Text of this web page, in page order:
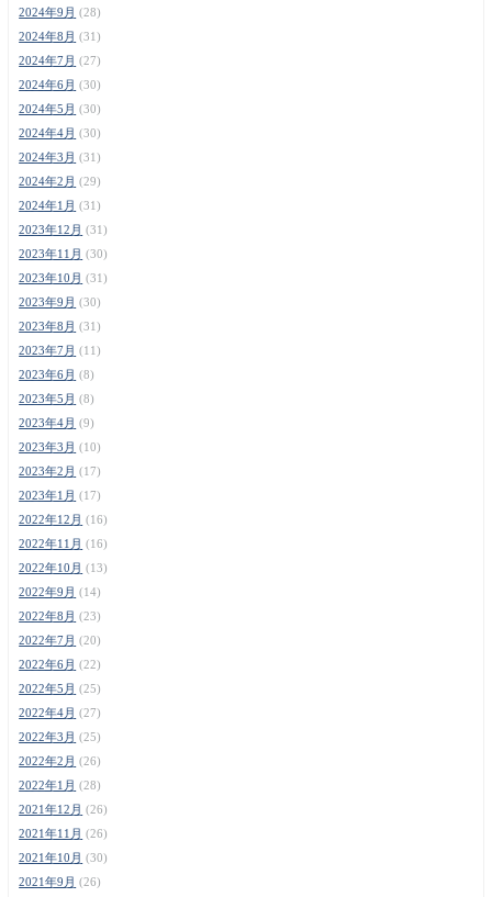
2024年9月 (28)
2024年8月 (31)
2024年7月 (27)
2024年6月 (30)
2024年5月 (30)
2024年4月 (30)
2024年3月 (31)
2024年2月 (29)
2024年1月 (31)
2023年12月 (31)
2023年11月 (30)
2023年10月 (31)
2023年9月 (30)
2023年8月 (31)
2023年7月 (11)
2023年6月 (8)
2023年5月 (8)
2023年4月 (9)
2023年3月 (10)
2023年2月 (17)
2023年1月 (17)
2022年12月 (16)
2022年11月 (16)
2022年10月 (13)
2022年9月 (14)
2022年8月 (23)
2022年7月 (20)
2022年6月 (22)
2022年5月 (25)
2022年4月 (27)
2022年3月 (25)
2022年2月 (26)
2022年1月 (28)
2021年12月 (26)
2021年11月 (26)
2021年10月 (30)
2021年9月 (26)